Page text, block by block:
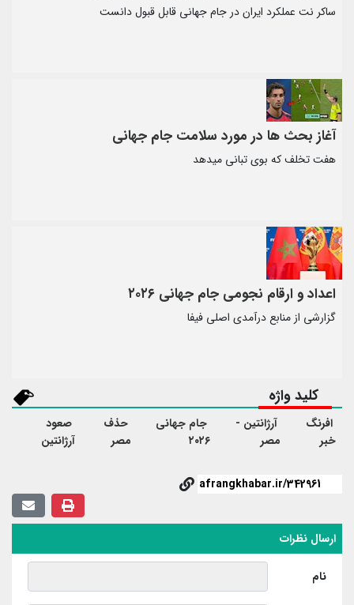
ساکر نت عملکرد ایران در جام جهانی قابل قبول دانست
آغاز بحث ها در مورد سلامت جام جهانی
هفت تخلف که بوی تبانی میدهد
اعداد و ارقام نجومی جام جهانی ۲۰۲۶
گزارشی از منابع درآمدی اصلی فیفا
کلید واژه
افرنگ
خبر
آرژانتین -
مصر
جام جهانی
۲۰۲۶
حذف
مصر
صعود
آرژانتین
ارسال نظرات
نام